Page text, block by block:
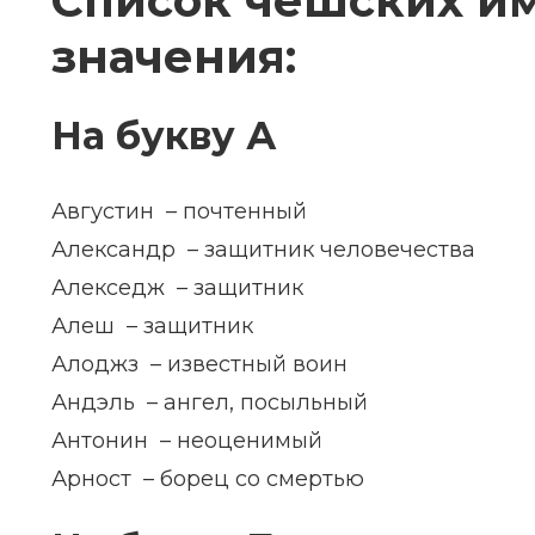
значения:
На букву А
Августин – почтенный
Александр – защитник человечества
Алекседж – защитник
Алеш – защитник
Алоджз – известный воин
Андэль – ангел, посыльный
Антонин – неоценимый
Арност – борец со смертью